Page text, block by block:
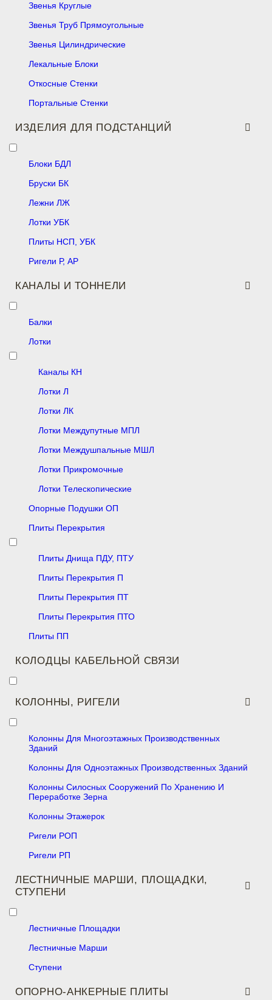
Звенья Круглые
Звенья Труб Прямоугольные
Звенья Цилиндрические
Лекальные Блоки
Откосные Стенки
Портальные Стенки
ИЗДЕЛИЯ ДЛЯ ПОДСТАНЦИЙ
Блоки БДЛ
Бруски БК
Лежни ЛЖ
Лотки УБК
Плиты НСП, УБК
Ригели Р, АР
КАНАЛЫ И ТОННЕЛИ
Балки
Лотки
Каналы КН
Лотки Л
Лотки ЛК
Лотки Междупутные МПЛ
Лотки Междушпальные МШЛ
Лотки Прикромочные
Лотки Телескопические
Опорные Подушки ОП
Плиты Перекрытия
Плиты Днища ПДУ, ПТУ
Плиты Перекрытия П
Плиты Перекрытия ПТ
Плиты Перекрытия ПТО
Плиты ПП
КОЛОДЦЫ КАБЕЛЬНОЙ СВЯЗИ
КОЛОННЫ, РИГЕЛИ
Колонны Для Многоэтажных Производственных
Зданий
Колонны Для Одноэтажных Производственных Зданий
Колонны Силосных Сооружений По Хранению И
Переработке Зерна
Колонны Этажерок
Ригели РОП
Ригели РП
ЛЕСТНИЧНЫЕ МАРШИ, ПЛОЩАДКИ,
СТУПЕНИ
Лестничные Площадки
Лестничные Марши
Ступени
ОПОРНО-АНКЕРНЫЕ ПЛИТЫ